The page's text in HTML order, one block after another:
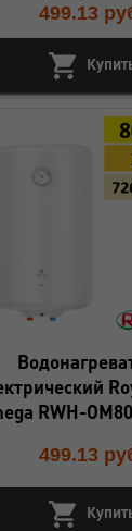
499.13
RWH-
499.13